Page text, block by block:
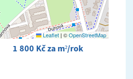
Leaflet | ©OpenStreetMap
1 800 Kč za m²/rok